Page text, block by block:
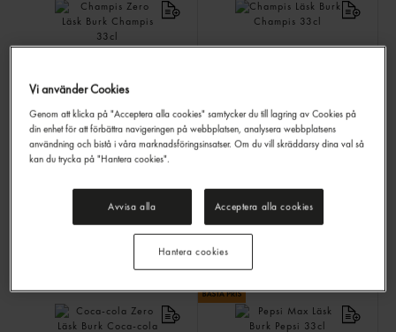
Champis Zero Läsk Burk
Champis33cl
Champis Läsk Burk
Champis33cl
Jmf.pris 13,48 kr
Vi använder Cookies
Genom att klicka på "Acceptera alla cookies" samtycker du till lagring av Cookies på
din enhet för att förbättra navigeringen på webbplatsen, analysera webbplatsens
användning och bistå i våra marknadsföringsinsatser. Om du vill skräddarsy dina val så
kan du trycka på "Hantera cookies".
Avvisa alla Acceptera alla cookies
Hantera cookies